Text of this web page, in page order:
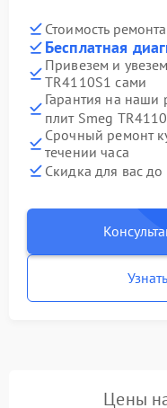
Стоимость ремонта
Бесплатная
Привезем и
TR4110S1 сами
Гарантия на наши
плит Smeg
Срочный ремонт
течении часа
Скидка для вас до
Цены